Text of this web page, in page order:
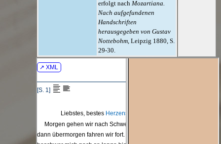
erfolgt nach Mozartiana.
Nach aufgefundenen
Handschriften
herausgegeben von Gustav
Nottebohm, Leipzig 1880, S.
29-30.